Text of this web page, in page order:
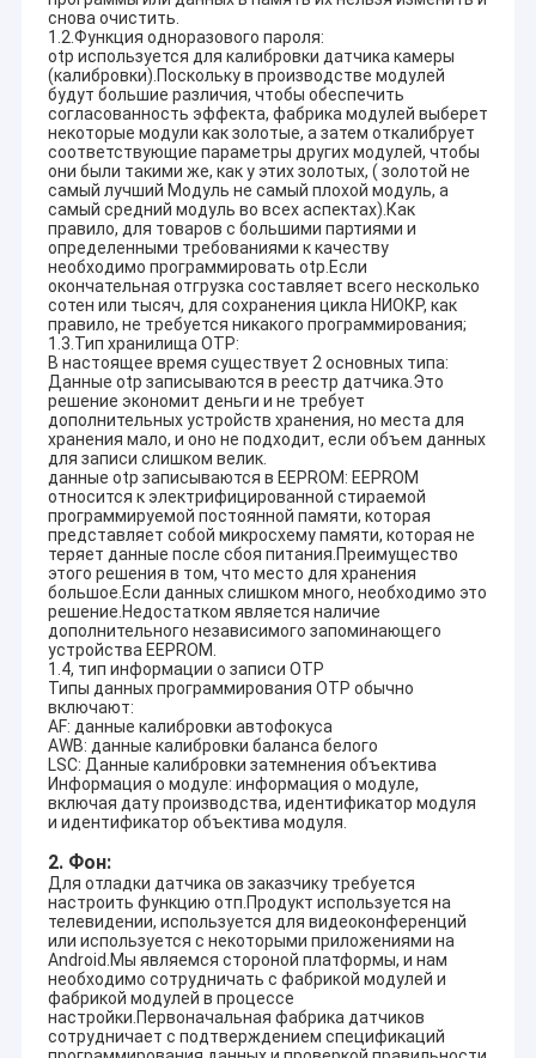
снова очистить.
1.2.Функция одноразового пароля:
otp используется для калибровки датчика камеры
(калибровки).Поскольку в производстве модулей
будут большие различия, чтобы обеспечить
согласованность эффекта, фабрика модулей выберет
некоторые модули как золотые, а затем откалибрует
соответствующие параметры других модулей, чтобы
они были такими же, как у этих золотых, ( золотой не
самый лучший Модуль не самый плохой модуль, а
самый средний модуль во всех аспектах).Как
правило, для товаров с большими партиями и
определенными требованиями к качеству
необходимо программировать otp.Если
окончательная отгрузка составляет всего несколько
сотен или тысяч, для сохранения цикла НИОКР, как
правило, не требуется никакого программирования;
1.3.Тип хранилища OTP:
В настоящее время существует 2 основных типа:
Данные otp записываются в реестр датчика.Это
решение экономит деньги и не требует
дополнительных устройств хранения, но места для
хранения мало, и оно не подходит, если объем данных
для записи слишком велик.
данные otp записываются в EEPROM: EEPROM
относится к электрифицированной стираемой
программируемой постоянной памяти, которая
представляет собой микросхему памяти, которая не
теряет данные после сбоя питания.Преимущество
этого решения в том, что место для хранения
большое.Если данных слишком много, необходимо это
решение.Недостатком является наличие
дополнительного независимого запоминающего
устройства EEPROM.
1.4, тип информации о записи OTP
Типы данных программирования OTP обычно
включают:
AF: данные калибровки автофокуса
AWB: данные калибровки баланса белого
LSC: Данные калибровки затемнения объектива
Информация о модуле: информация о модуле,
включая дату производства, идентификатор модуля
и идентификатор объектива модуля.
2. Фон:
Для отладки датчика ов заказчику требуется
настроить функцию отп.Продукт используется на
телевидении, используется для видеоконференций
или используется с некоторыми приложениями на
Android.Мы являемся стороной платформы, и нам
необходимо сотрудничать с фабрикой модулей и
фабрикой модулей в процессе
настройки.Первоначальная фабрика датчиков
сотрудничает с подтверждением спецификаций